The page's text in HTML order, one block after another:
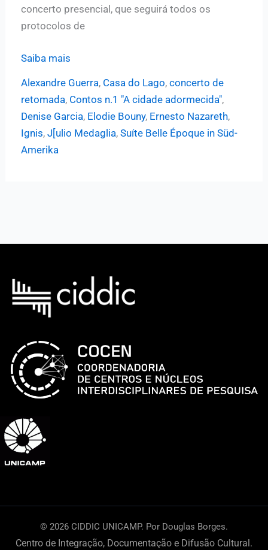
concerto presencial, que seguirá todos os
protocolos de
“Concerto
Lago
Unicamp
Saiba mais
Alexandre Guerra, Casa do Lago, concerto de
retomada, Contos n.1 "A cidade adormecida",
Denise Garcia, Elodie Bouny, Ernesto Nazareth,
Ignis, J[ulio Medaglia, Suíte Belle Époque in Süd-
Amerika
© 2026 CIDDIC UNICAMP. Por Douglas Borges.
Centro de Integração, Documentação e Difusão Cultural.